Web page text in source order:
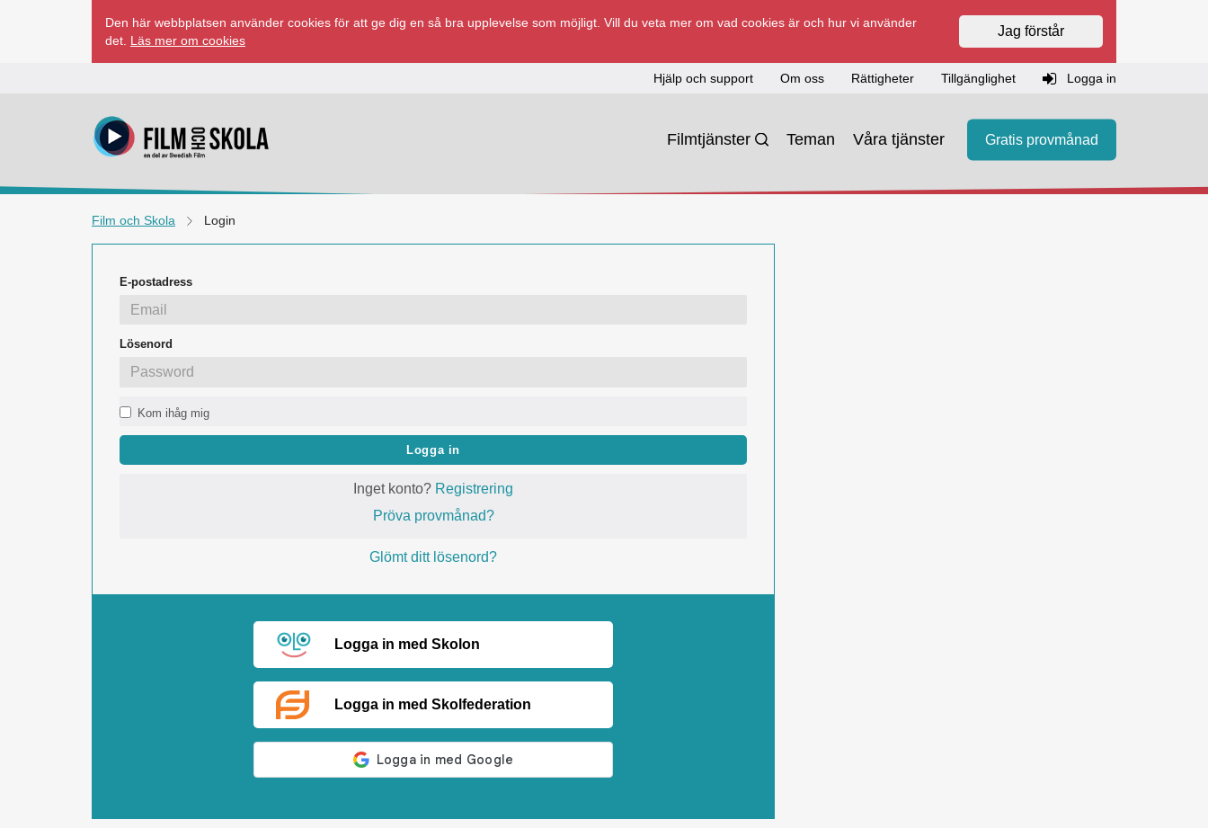
Den här webbplatsen använder cookies för att ge dig en så bra upplevelse som möjligt. Vill du veta mer om vad cookies är och hur vi använder
det. Läs mer om cookies
Jag förstår
Hjälp och support Om oss Rättigheter Tillgänglighet Logga in
Filmtjänster Teman Våra tjänster Gratis provmånad
Film och Skola Login
E-postadress
Lösenord
Kom ihåg mig
Logga in
Inget konto? Registrering
Pröva provmånad?
Glömt ditt lösenord?
Logga in med Skolon
Logga in med Skolfederation